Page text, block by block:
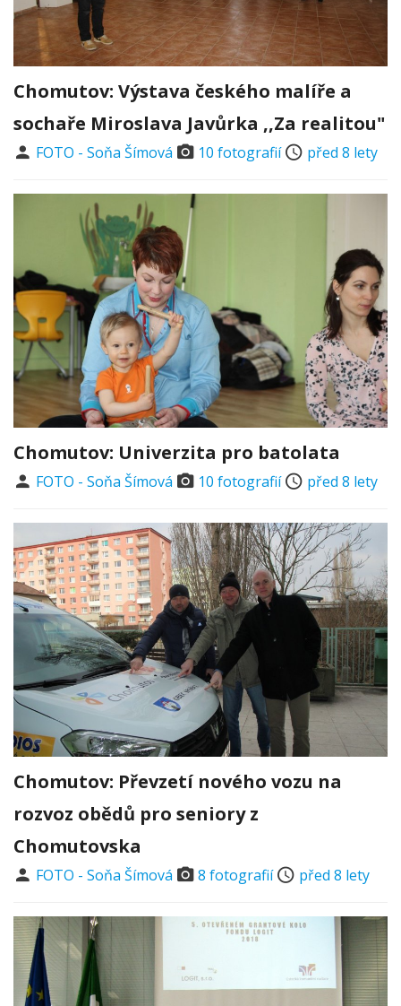
Chomutov: Výstava českého malíře a
sochaře Miroslava Javůrka ,,Za realitou"
FOTO - Soňa Šímová 10 fotografií před 8 lety
Chomutov: Univerzita pro batolata
FOTO - Soňa Šímová 10 fotografií před 8 lety
Chomutov: Převzetí nového vozu na
rozvoz obědů pro seniory z
Chomutovska
FOTO - Soňa Šímová 8 fotografií před 8 lety